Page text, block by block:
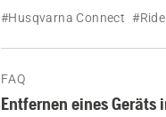
Ihren Husqvarna
#Husqvarna Connect
FAQ
Entfernen eines Geräts